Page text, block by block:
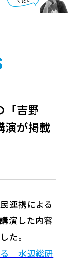
「吉野
演が掲載
連携による
演した内容
た。
る 水辺総研